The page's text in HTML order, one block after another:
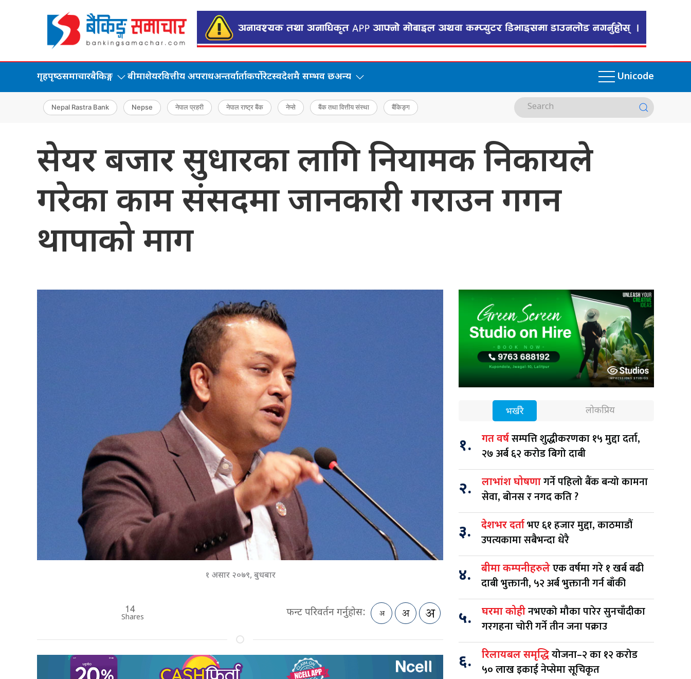
गृहपृष्‍ठसमाचारबैकिङ्ग बीमाशेयरवित्तीय अपराधअन्तर्वार्ताकर्पोरेटस्वदेशमै सम्भव छअन्य Unicode
Nepal Rastra Bank Nepse नेपाल प्रहरी नेपाल राष्ट्र बैंक नेप्से बैंक तथा वित्तीय संस्था बैंकिङ्ग
सेयर बजार सुधारका लागि नियामक निकायले
गरेका काम संसदमा जानकारी गराउन गगन
थापाको माग
१ असार २०७९, बुधबार
14
Shares फन्ट परिवर्तन गर्नुहोस:
भर्खरै लोकप्रिय
१. गत वर्षसम्पत्ति शुद्धीकरणका १५ मुद्दा दर्ता,
२७ अर्ब ६२ करोड बिगो दाबी
२. लाभांश घोषणागर्ने पहिलो बैंक बन्यो कामना
सेवा, बोनस र नगद कति ?
३. देशभर दर्ताभए ६१ हजार मुद्दा, काठमाडौं
उपत्यकामा सबैभन्दा धेरै
४. बीमा कम्पनीहरुलेएक वर्षमा गरे १ खर्ब बढी
दाबी भुक्तानी, ५२ अर्ब भुक्तानी गर्न बाँकी
५. घरमा कोहीनभएको मौका पारेर सुनचाँदीका
गरगहना चोरी गर्ने तीन जना पक्राउ
६. रिलायबल समृद्धियोजना–२ का १२ करोड
५० लाख इकाई नेप्सेमा सूचिकृत